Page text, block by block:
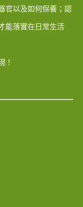
官以及如何保養；認
能落實在日常生活
！